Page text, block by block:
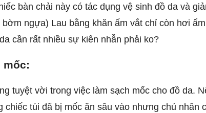
bàn chải này có tác dụng vệ sinh đồ da và
ngựa) Lau bằng khăn ấm vắt chỉ còn hơi
cần rất nhiều sự kiên nhẫn phải ko?
mốc:
tuyệt vời trong việc làm sạch mốc cho đồ da.
túi đã bị mốc ăn sâu vào nhưng chủ